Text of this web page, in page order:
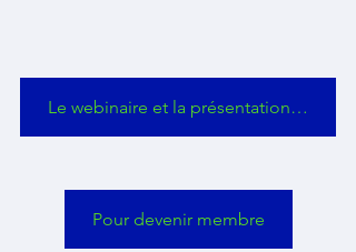
Le webinaire et la présentation sont visibles et téléchargeables pour les membres
Pour devenir membre